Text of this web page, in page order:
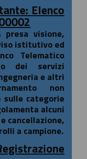
Elenco
visione,
istitutivo ed
Telematico
dei servizi
e altri
non
categorie
alcuni
cancellazione,
a campione.